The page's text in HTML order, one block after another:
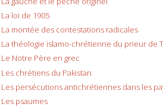
La loi de 1905
La montée des contestations radicales
La théologie islamo-chrétienne du prieur de
Le Notre Père en grec
Les chrétiens du Pakistan
Les persécutions antichrétiennes dans les
Les psaumes